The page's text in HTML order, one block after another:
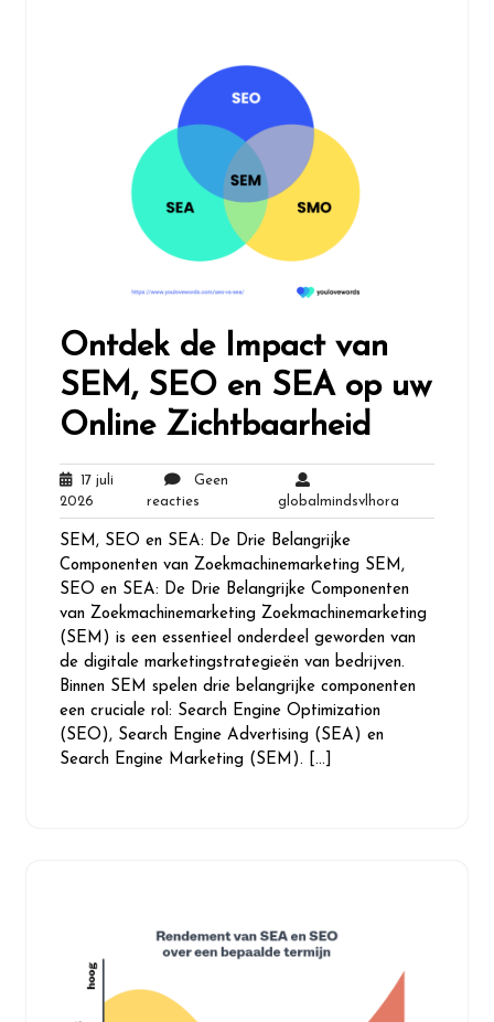
Ontdek de Impact van
SEM, SEO en SEA op uw
Online Zichtbaarheid
17 juli
2026
juli
2026
Geen
reacties
reacties
globalmindsvlhora
SEM, SEO en SEA: De Drie Belangrijke
Componenten van Zoekmachinemarketing SEM,
SEO en SEA: De Drie Belangrijke Componenten
van Zoekmachinemarketing Zoekmachinemarketing
(SEM) is een essentieel onderdeel geworden van
de digitale marketingstrategieën van bedrijven.
Binnen SEM spelen drie belangrijke componenten
een cruciale rol: Search Engine Optimization
(SEO), Search Engine Advertising (SEA) en
Search Engine Marketing (SEM). […]